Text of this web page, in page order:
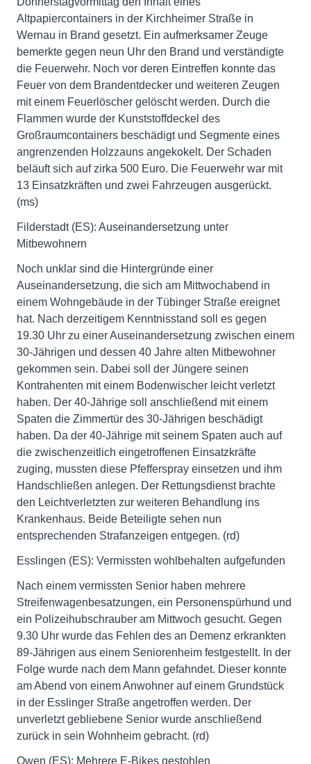
Altpapiercontainers in der Kirchheimer Straße in
Wernau in Brand gesetzt. Ein aufmerksamer Zeuge
bemerkte gegen neun Uhr den Brand und verständigte
die Feuerwehr. Noch vor deren Eintreffen konnte das
Feuer von dem Brandentdecker und weiteren Zeugen
mit einem Feuerlöscher gelöscht werden. Durch die
Flammen wurde der Kunststoffdeckel des
Großraumcontainers beschädigt und Segmente eines
angrenzenden Holzzauns angekokelt. Der Schaden
beläuft sich auf zirka 500 Euro. Die Feuerwehr war mit
13 Einsatzkräften und zwei Fahrzeugen ausgerückt.
(ms)
Filderstadt (ES): Auseinandersetzung unter
Mitbewohnern
Noch unklar sind die Hintergründe einer
Auseinandersetzung, die sich am Mittwochabend in
einem Wohngebäude in der Tübinger Straße ereignet
hat. Nach derzeitigem Kenntnisstand soll es gegen
19.30 Uhr zu einer Auseinandersetzung zwischen einem
30-Jährigen und dessen 40 Jahre alten Mitbewohner
gekommen sein. Dabei soll der Jüngere seinen
Kontrahenten mit einem Bodenwischer leicht verletzt
haben. Der 40-Jährige soll anschließend mit einem
Spaten die Zimmertür des 30-Jährigen beschädigt
haben. Da der 40-Jährige mit seinem Spaten auch auf
die zwischenzeitlich eingetroffenen Einsatzkräfte
zuging, mussten diese Pfefferspray einsetzen und ihm
Handschließen anlegen. Der Rettungsdienst brachte
den Leichtverletzten zur weiteren Behandlung ins
Krankenhaus. Beide Beteiligte sehen nun
entsprechenden Strafanzeigen entgegen. (rd)
Esslingen (ES): Vermissten wohlbehalten aufgefunden
Nach einem vermissten Senior haben mehrere
Streifenwagenbesatzungen, ein Personenspürhund und
ein Polizeihubschrauber am Mittwoch gesucht. Gegen
9.30 Uhr wurde das Fehlen des an Demenz erkrankten
89-Jährigen aus einem Seniorenheim festgestellt. In der
Folge wurde nach dem Mann gefahndet. Dieser konnte
am Abend von einem Anwohner auf einem Grundstück
in der Esslinger Straße angetroffen werden. Der
unverletzt gebliebene Senior wurde anschließend
zurück in sein Wohnheim gebracht. (rd)
Owen (ES): Mehrere E-Bikes gestohlen